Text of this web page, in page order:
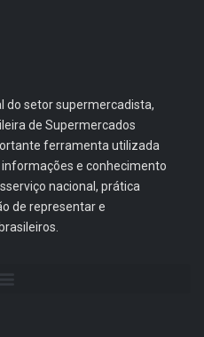
do setor supermercadista,
de Supermercados
ferramenta utilizada
e conhecimento
nacional, prática
de representar e